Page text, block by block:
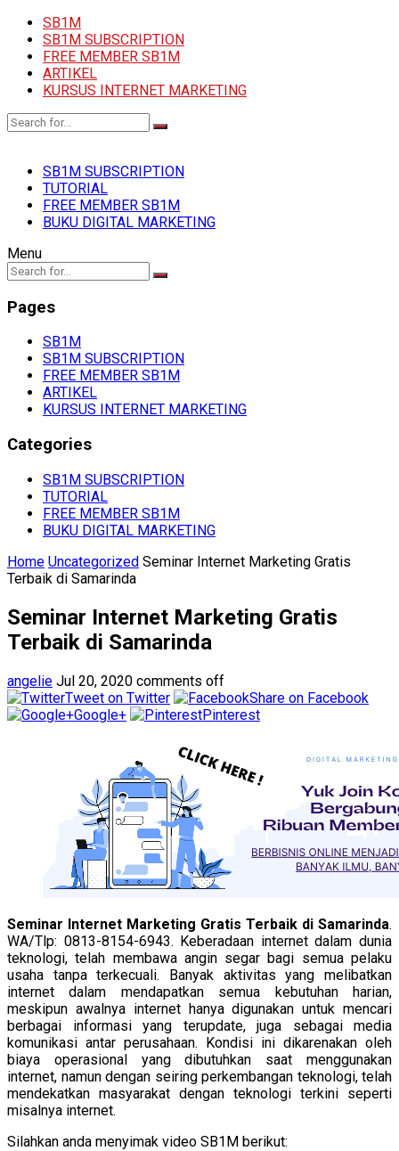
SB1M
SB1M SUBSCRIPTION
FREE MEMBER SB1M
ARTIKEL
KURSUS INTERNET MARKETING
SB1M SUBSCRIPTION
TUTORIAL
FREE MEMBER SB1M
BUKU DIGITAL MARKETING
Menu
Pages
SB1M
SB1M SUBSCRIPTION
FREE MEMBER SB1M
ARTIKEL
KURSUS INTERNET MARKETING
Categories
SB1M SUBSCRIPTION
TUTORIAL
FREE MEMBER SB1M
BUKU DIGITAL MARKETING
Home Uncategorized Seminar Internet Marketing Gratis
Terbaik di Samarinda
Seminar Internet Marketing Gratis
Terbaik di Samarinda
angelie Jul 20, 2020 comments off
Tweet on Twitter
Share on Facebook
Google+
Pinterest
Seminar Internet Marketing Gratis Terbaik di Samarinda.
WA/Tlp: 0813-8154-6943. Keberadaan internet dalam dunia
teknologi, telah membawa angin segar bagi semua pelaku
usaha tanpa terkecuali. Banyak aktivitas yang melibatkan
internet dalam mendapatkan semua kebutuhan harian,
meskipun awalnya internet hanya digunakan untuk mencari
berbagai informasi yang terupdate, juga sebagai media
komunikasi antar perusahaan. Kondisi ini dikarenakan oleh
biaya operasional yang dibutuhkan saat menggunakan
internet, namun dengan seiring perkembangan teknologi, telah
mendekatkan masyarakat dengan teknologi terkini seperti
misalnya internet.
Silahkan anda menyimak video SB1M berikut: